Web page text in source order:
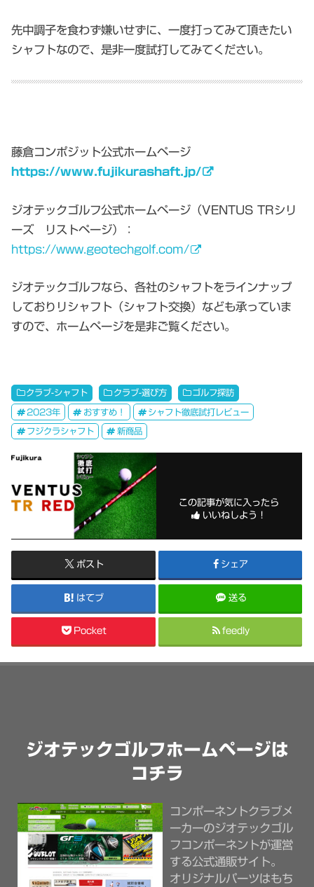
先中調子を食わず嫌いせずに、一度打ってみて頂きたい
シャフトなので、是非一度試打してみてください。
藤倉コンポジット公式ホームページ
https://www.fujikurashaft.jp/
ジオテックゴルフ公式ホームページ（VENTUS TRシリ
ーズ リストページ）：
https://www.geotechgolf.com/
ジオテックゴルフなら、各社のシャフトをラインナップ
しておりリシャフト（シャフト交換）なども承っていま
すので、ホームページを是非ご覧ください。
クラブ-シャフト クラブ-選び方 ゴルフ探訪
2023年 おすすめ！ シャフト徹底試打レビュー
フジクラシャフト 新商品
この記事が気に入ったら
いいねしよう！
ポスト シェア
はてブ 送る
Pocket feedly
ジオテックゴルフホームページは
コチラ
コンポーネントクラブメ
ーカーのジオテックゴル
フコンポーネントが運営
する公式通販サイト。
オリジナルパーツはもち